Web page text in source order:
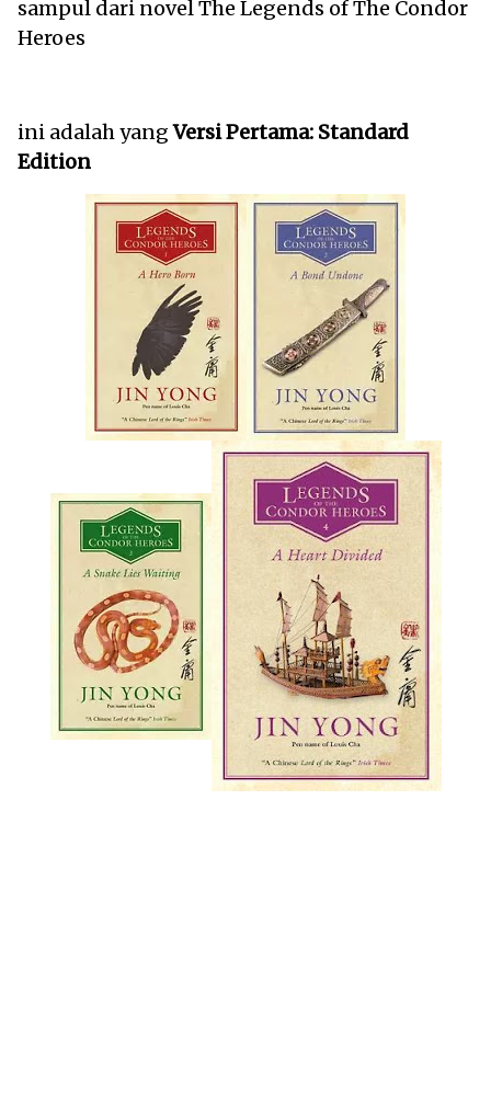
sampul dari novel The Legends of The Condor
Heroes
ini adalah yangVersi Pertama: Standard
Edition